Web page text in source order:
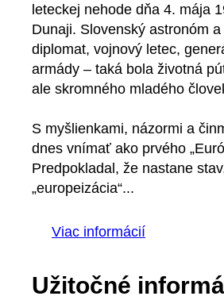
leteckej nehode dňa 4. mája
Dunaji. Slovenský astronóm
diplomat, vojnový letec,
armády – taká bola životná
ale skromného mladého
S myšlienkami, názormi a
dnes vnímať ako prvého
Predpokladal, že nastane
„europeizácia“...
Viac informácií
Užitočné